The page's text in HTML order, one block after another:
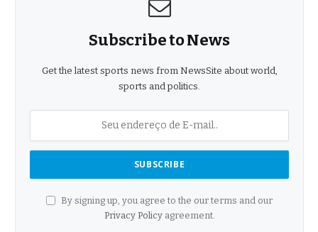
Subscribe to News
Get the latest sports news from NewsSite about world,
sports and politics.
By signing up, you agree to the our terms and our
Privacy Policyagreement.